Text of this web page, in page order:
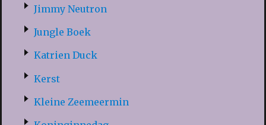
Jimmy Neutron
Jungle Boek
Katrien Duck
Kerst
Kleine Zeemeermin